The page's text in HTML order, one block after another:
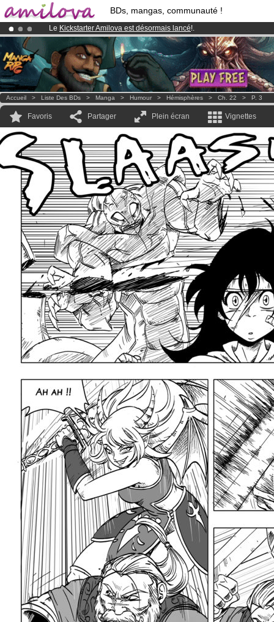
BDs, mangas, communauté !
Le Kickstarter Amilova est désormais lancé!.
Déjà 100000membreset 1000BDs & Mangas!
Abonnement premium: à partir de
3.95 eurospar mois !Clique ici
Accueil > Liste Des BDs > Manga > Humour > Hémisphères > Ch. 22 > P. 3
Favoris Partager Plein écran Vignettes